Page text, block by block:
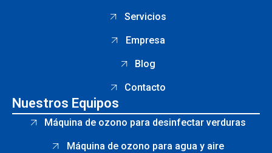
Servicios
Empresa
Blog
Contacto
Nuestros Equipos
Máquina de ozono para desinfectar verduras
Máquina de ozono para agua y aire